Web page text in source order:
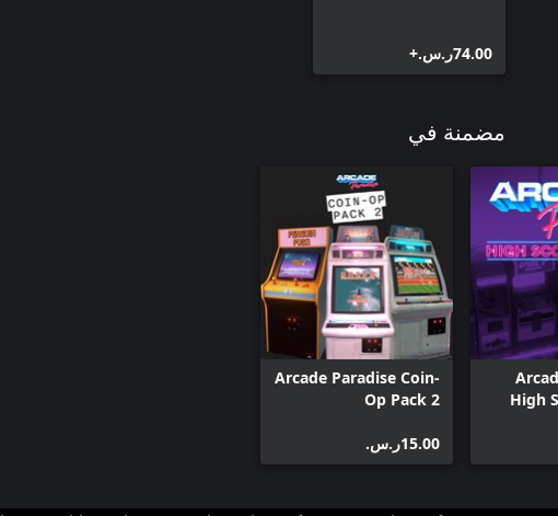
‪ر.س.‏‎74.00‬+
مضمنة في
High
Arcade Paradise Coin-
Op Pack 2
‪ر.س.‏‎15.00‬